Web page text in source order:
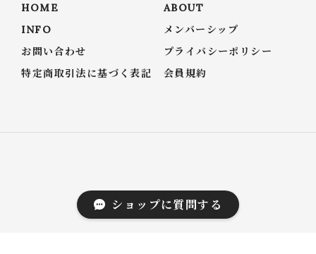
HOME
ABOUT
INFO
メンバーシップ
お問い合わせ
プライバシーポリシー
特定商取引法に基づく表記
会員規約
© conforobe(コンフォローブ)
ショップに質問する